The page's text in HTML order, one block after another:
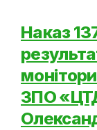
Наказ
ЗПО